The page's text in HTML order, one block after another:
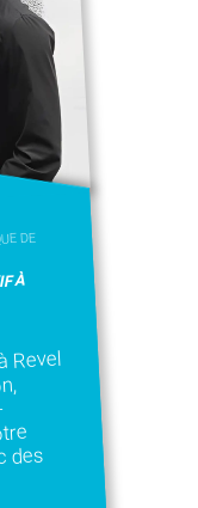
DE
À
Revel
des